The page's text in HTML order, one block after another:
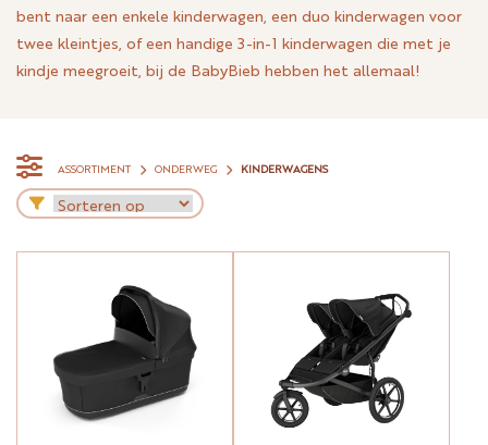
bent naar een enkele kinderwagen, een duo kinderwagen voor
twee kleintjes, of een handige 3-in-1 kinderwagen die met je
kindje meegroeit, bij de BabyBieb hebben het allemaal!
ASSORTIMENT ONDERWEG KINDERWAGENS